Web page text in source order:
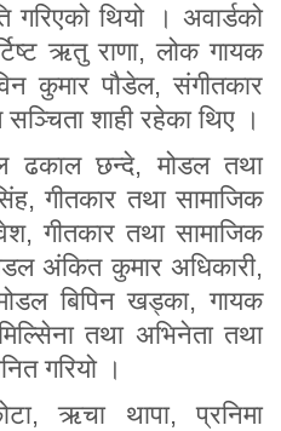
गरिएको थियो । अवार्डको
ऋतु राणा, लोक गायक
कुमार पौडेल, संगीतकार
शाही रहेका थिए ।
ढकाल छन्दे, मोडल तथा
गीतकार तथा सामाजिक
गीतकार तथा सामाजिक
अंकित कुमार अधिकारी,
बिपिन खड्का, गायक
तथा अभिनेता तथा
गरियो ।
ऋचा थापा, प्रनिमा